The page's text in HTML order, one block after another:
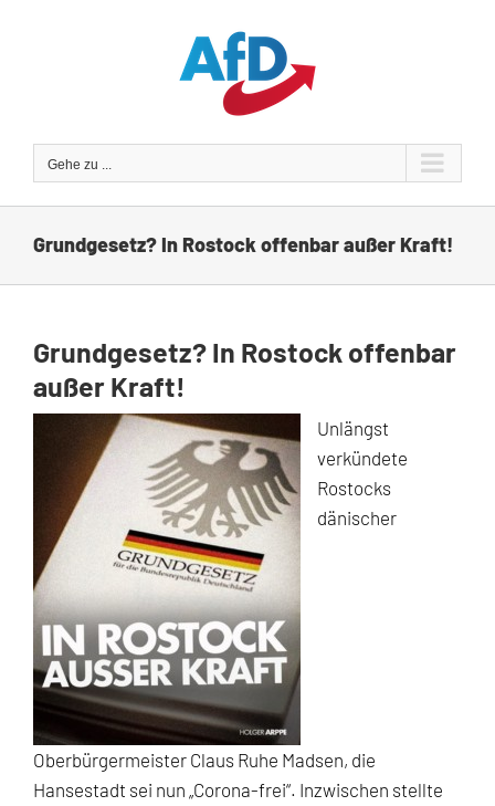
Gehe zu ...
Grundgesetz? In Rostock offenbar außer Kraft!
Grundgesetz? In Rostock offenbar
außer Kraft!
Unlängst
verkündete
Rostocks
dänischer
Oberbürgermeister Claus Ruhe Madsen, die
Hansestadt sei nun „Corona-frei“. Inzwischen stellte